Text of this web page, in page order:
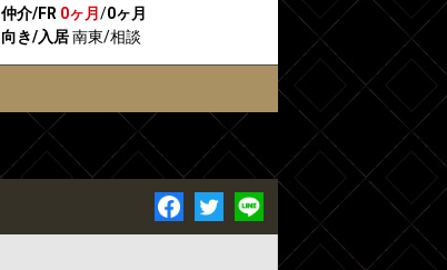
仲介/FR 0ヶ月 /0ヶ月
向き/入居南東/相談